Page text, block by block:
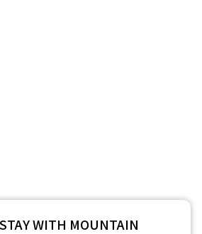
WITH MOUNTAIN